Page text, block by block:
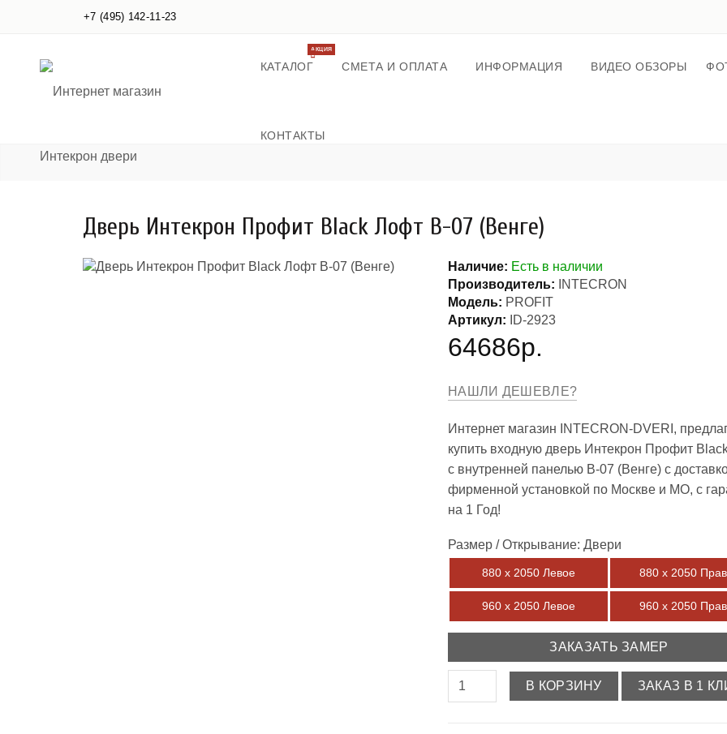
+7 (495) 142-11-23
КАТАЛОГ
АКЦИЯ
СМЕТА И ОПЛАТА ИНФОРМАЦИЯ ВИДЕО ОБЗОРЫ
КОНТАКТЫ
Дверь Интекрон Профит Black Лофт В-07 (Венге)
Наличие: Есть в наличии
Производитель:
INTECRON
Модель: PROFIT
Артикул: ID-2923
64686р.
НАШЛИ ДЕШЕВЛЕ?
Интернет магазин INTECRON-DVERI,
купить входную дверь Интекрон Профит
с внутренней панелью В-07 (Венге) с
фирменной установкой по Москве и МО, с
на 1 Год!
Размер / Открывание: Двери
880 х 2050 Левое 880 х 2050
960 х 2050 Левое 960 х 2050
ЗАКАЗАТЬ ЗАМЕР
В КОРЗИНУ ЗАКАЗ В 1